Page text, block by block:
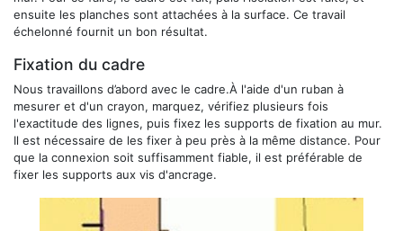
ensuite les planches sont attachées à la surface. Ce travail
échelonné fournit un bon résultat.
Fixation du cadre
Nous travaillons d’abord avec le cadre.À l'aide d'un ruban à
mesurer et d'un crayon, marquez, vérifiez plusieurs fois
l'exactitude des lignes, puis fixez les supports de fixation au mur.
Il est nécessaire de les fixer à peu près à la même distance. Pour
que la connexion soit suffisamment fiable, il est préférable de
fixer les supports aux vis d'ancrage.